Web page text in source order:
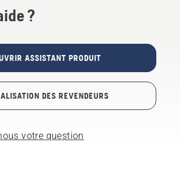
?
ASSISTANT PRODUIT
DES REVENDEURS
votre question